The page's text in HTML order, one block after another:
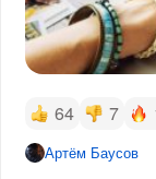
64 7
Артём Баусов